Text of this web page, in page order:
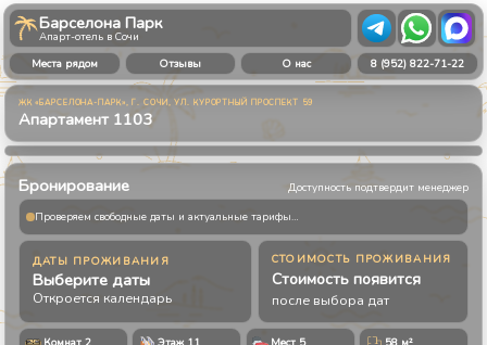
Барселона Парк
Апарт-отель в Сочи
Места рядом
Отзывы О нас 8 (952) 822-71-22
ЖК «БАРСЕЛОНА-ПАРК», Г. СОЧИ, УЛ. КУРОРТНЫЙ ПРОСПЕКТ 59
Апартамент 1103
Бронирование Доступность подтвердит менеджер
Проверяем свободные даты и актуальные тарифы…
ДАТЫ ПРОЖИВАНИЯ
Выберите даты
Откроется календарь
СТОИМОСТЬ ПРОЖИВАНИЯ
Стоимость появится
после выбора дат